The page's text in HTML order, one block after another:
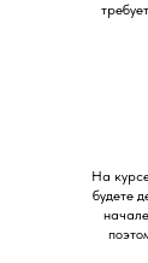
На
будете